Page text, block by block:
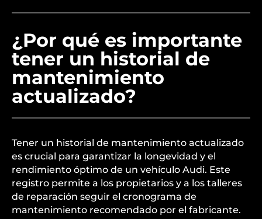
¿Por qué es importante
tener un historial de
mantenimiento
actualizado?
Tener un historial de mantenimiento actualizado
es crucial para garantizar la longevidad y el
rendimiento óptimo de un vehículo Audi. Este
registro permite a los propietarios y a los talleres
de reparación seguir el cronograma de
mantenimiento recomendado por el fabricante.